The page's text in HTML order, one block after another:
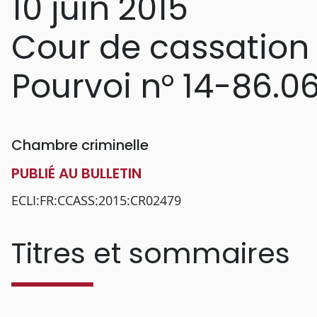
Cour de cassation
Pourvoi n° 14-
Chambre criminelle
PUBLIÉ AU BULLETIN
ECLI:FR:CCASS:2015:CR02479
Titres et sommaires